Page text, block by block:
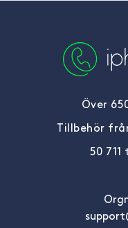
Över
Tillbehör
50